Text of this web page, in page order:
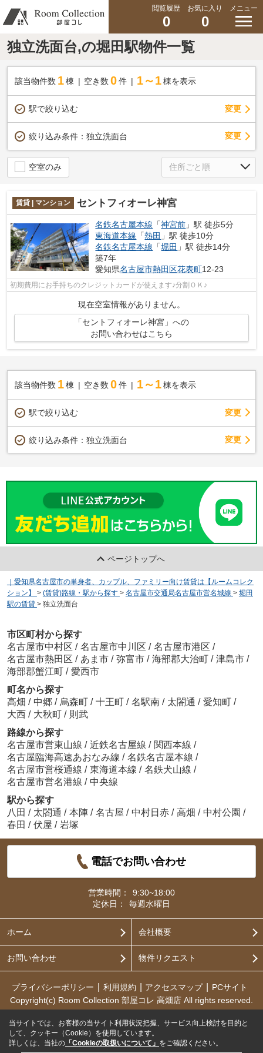
閲覧履歴
0
お気に入り
0
メニュー
独立洗面台,の堀田駅物件一覧
該当物件数 1棟 空き数 0 件 1～1 棟を表示
駅で絞り込む 変更
絞り込み条件： 独立洗面台 変更
空室のみ
賃貸 | マンション セントフィオーレ神宮
名鉄名古屋本線 「神宮前 」駅 徒歩5分
東海道本線 「熱田 」駅 徒歩10分
名鉄名古屋本線 「堀田 」駅 徒歩14分
築7年
愛知県名古屋市熱田区花表町12-23
初期費用にお手持ちのクレジットカードが使えます♪分割ＯＫ♪
現在空室情報がありません。
「セントフィオーレ神宮」への
お問い合わせはこちら
該当物件数 1棟 空き数 0 件 1～1 棟を表示
駅で絞り込む 変更
絞り込み条件： 独立洗面台 変更
ページトップへ
｜愛知県名古屋市の単身者、カップル、ファミリー向け賃貸は【ルームコレク
ション】
> (賃貸)路線・駅から探す > 名古屋市交通局名古屋市営名城線 > 堀田
駅の賃貸 > 独立洗面台
市区町村から探す
名古屋市中村区 / 名古屋市中川区 / 名古屋市港区 /
名古屋市熱田区 / あま市 / 弥富市 / 海部郡大治町 / 津島市 /
海部郡蟹江町 / 愛西市
町名から探す
高畑 / 中郷 / 烏森町 / 十王町 / 名駅南 / 太閤通 / 愛知町 /
大西 / 大秋町 / 則武
路線から探す
名古屋市営東山線 / 近鉄名古屋線 / 関西本線 /
名古屋臨海高速あおなみ線 / 名鉄名古屋本線 /
名古屋市営桜通線 / 東海道本線 / 名鉄犬山線 /
名古屋市営名港線 / 中央線
駅から探す
八田 / 太閤通 / 本陣 / 名古屋 / 中村日赤 / 高畑 / 中村公園 /
春田 / 伏屋 / 岩塚
電話でお問い合わせ
営業時間：
9:30~18:00
定休日：
毎週水曜日
ホーム 会社概要
お問い合わせ 物件リクエスト
プライバシーポリシー 利用規約 アクセスマップ
PCサイト
Copyright(c) Room Collection 部屋コレ 高畑店 All rights reserved.
当サイトでは、お客様の当サイト利用状況把握、サービス向上検討を目的と
して、クッキー（Cookie）を使用しています。
詳しくは、当社の 「Cookieの取扱いについて」 をご確認ください。